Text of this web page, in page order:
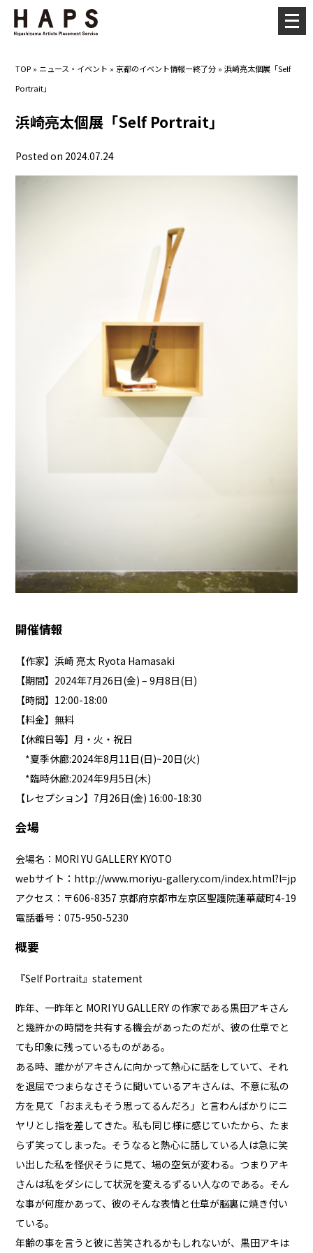
TOP » ニュース・イベント »京都のイベント情報ー終了分 »浜崎亮太個展「Self
Portrait」
浜崎亮太個展「Self Portrait」
Posted on 2024.07.24
開催情報
【作家】浜崎 亮太 Ryota Hamasaki
【期間】2024年7月26日(金) – 9月8日(日)
【時間】12:00-18:00
【料金】無料
【休館日等】月・火・祝日
*夏季休廊:2024年8月11日(日)~20日(火)
*臨時休廊:2024年9月5日(木)
【レセプション】7月26日(金) 16:00-18:30
会場
会場名：MORI YU GALLERY KYOTO
webサイト： http://www.moriyu-gallery.com/index.html?l=jp
アクセス：〒606-8357 京都府京都市左京区聖護院蓮華蔵町4-19
電話番号：075-950-5230
概要
『Self Portrait』statement
昨年、一昨年と MORI YU GALLERY の作家である黒田アキさん
と幾許かの時間を共有する機会があったのだが、彼の仕草でと
ても印象に残っているものがある。
ある時、誰かがアキさんに向かって熱心に話をしていて、それ
を退屈でつまらなさそうに聞いているアキさんは、不意に私の
方を見て「おまえもそう思ってるんだろ」と言わんばかりにニ
ヤリとし指を差してきた。私も同じ様に感じていたから、たま
らず笑ってしまった。そうなると熱心に話している人は急に笑
い出した私を怪伬そうに見て、場の空気が変わる。つまりアキ
さんは私をダシにして状況を変えるずるい人なのである。そん
な事が何度かあって、彼のそんな表情と仕草が脳裏に焼き付い
ている。
年齢の事を言うと彼に苦笑されるかもしれないが、黒田アキは
メ
ニ
ー